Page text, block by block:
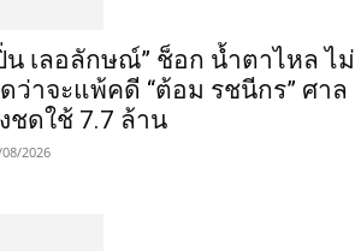
น เลอลักษณ์” ช็อก น้ำตาไหล ไม่
ว่าจะแพ้คดี “ต้อม รชนีกร” ศาล
ชดใช้ 7.7 ล้าน
2026